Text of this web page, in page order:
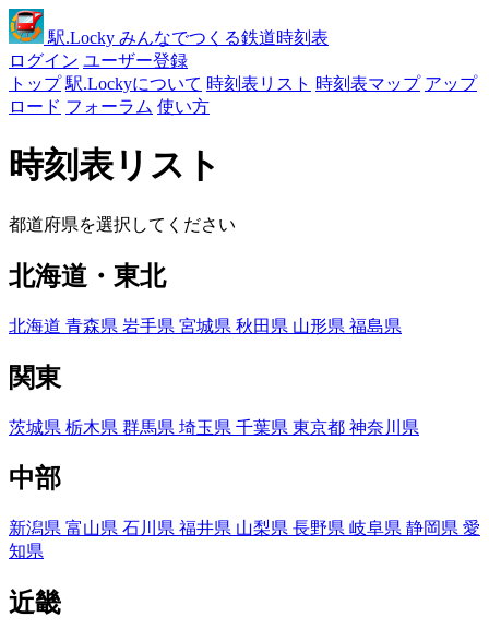
駅.Locky みんなでつくる鉄道時刻表
ログイン ユーザー登録
トップ 駅.Lockyについて 時刻表リスト 時刻表マップ アップ
ロード フォーラム 使い方
時刻表リスト
都道府県を選択してください
北海道・東北
北海道 青森県 岩手県 宮城県 秋田県 山形県 福島県
関東
茨城県 栃木県 群馬県 埼玉県 千葉県 東京都 神奈川県
中部
新潟県 富山県 石川県 福井県 山梨県 長野県 岐阜県 静岡県 愛
知県
近畿